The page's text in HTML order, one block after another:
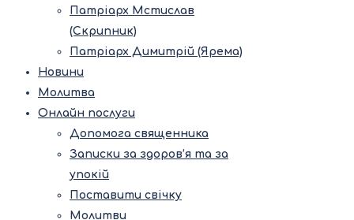
Патріарх Мстислав
(Скрипник)
Патріарх Димитрій (Ярема)
Новини
Молитва
Онлайн послуги
Допомога священника
Записки за здоров’я та за
упокій
Поставити свічку
Молитви